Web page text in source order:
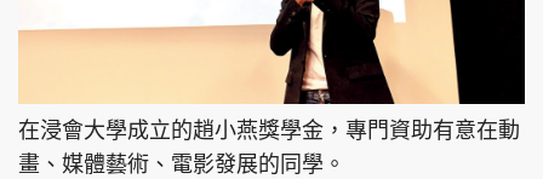
在浸會大學成立的趙小燕獎學金，專門資助有意在動
畫、媒體藝術、電影發展的同學。